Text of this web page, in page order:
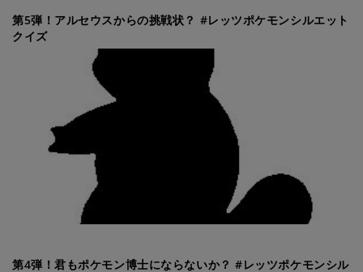
第5弾！アルセウスからの挑戦状？ #レッツポケモンシルエット
クイズ
第4弾！君もポケモン博士にならないか？ #レッツポケモンシル